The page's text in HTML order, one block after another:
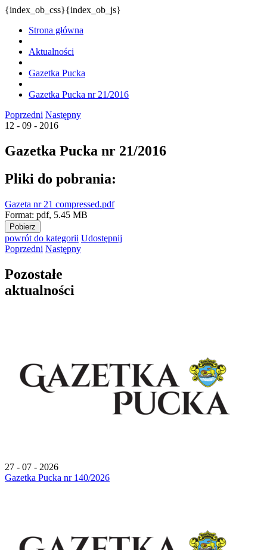
{index_ob_css}{index_ob_js}
Strona główna
Aktualności
Gazetka Pucka
Gazetka Pucka nr 21/2016
Poprzedni Następny
12 - 09 - 2016
Gazetka Pucka nr 21/2016
Pliki do pobrania:
Gazeta nr 21 compressed.pdf
Format: pdf, 5.45 MB
Pobierz
powrót do kategorii Udostępnij
Poprzedni Następny
Pozostałe
aktualności
27 - 07 - 2026
Gazetka Pucka nr 140/2026